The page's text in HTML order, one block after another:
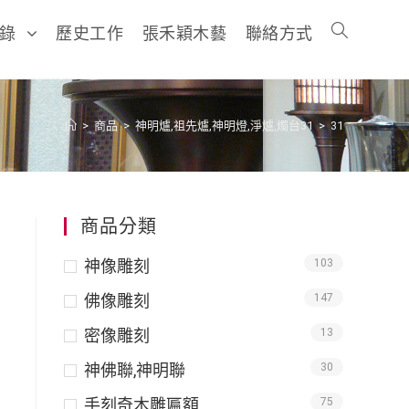
歷史工作 張禾穎木藝 聯絡方式
> 商品 > 神明爐,祖先爐,神明燈,淨爐,燭台31 > 31
商品分類
神像雕刻 103
佛像雕刻 147
密像雕刻 13
神佛聯,神明聯 30
手刻奇木雕匾額 75